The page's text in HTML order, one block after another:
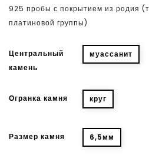
925 пробы с покрытием из родия
платиновой группы)
Центральный
камень
муассанит
Огранка камня круг
Размер камня 6,5мм